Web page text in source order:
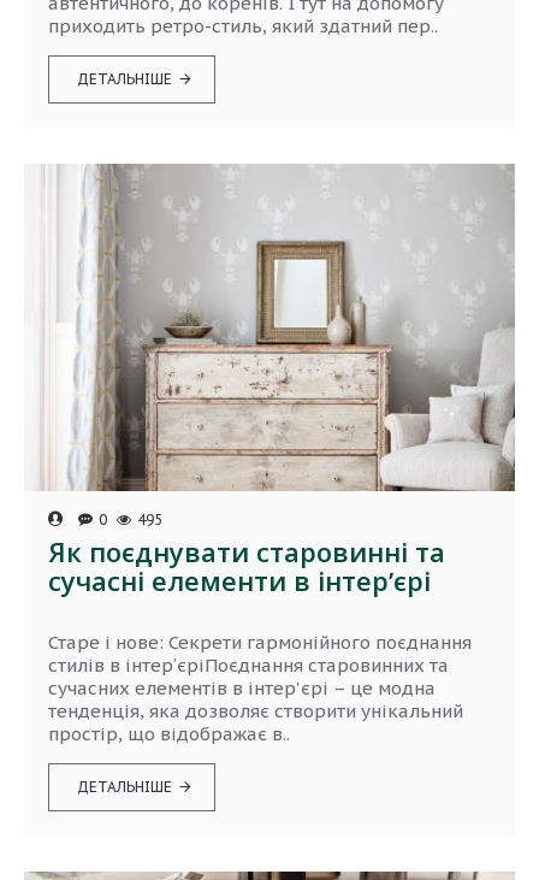
приходить ретро-стиль, який здатний пер..
ДЕТАЛЬНІШЕ
0 495
Як поєднувати старовинні та
сучасні елементи в інтерʼєрі
Старе і нове: Секрети гармонійного поєднання
стилів в інтерʼєріПоєднання старовинних та
сучасних елементів в інтер'єрі – це модна
тенденція, яка дозволяє створити унікальний
простір, що відображає в..
ДЕТАЛЬНІШЕ